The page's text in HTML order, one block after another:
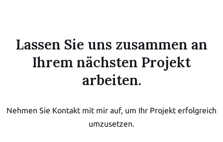
Lassen Sie uns zusammen an
Ihrem nächsten Projekt
arbeiten.
Nehmen Sie Kontakt mit mir auf, um Ihr Projekt erfolgreich
umzusetzen.